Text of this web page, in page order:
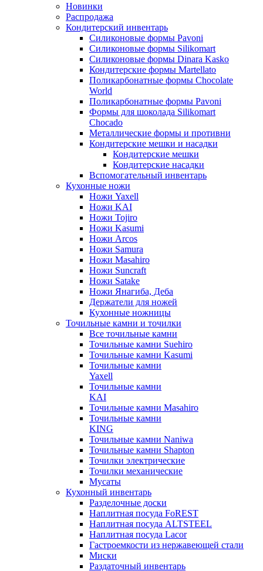
Новинки
Распродажа
Кондитерский инвентарь
Силиконовые формы Pavoni
Силиконовые формы Silikomart
Силиконовые формы Dinara Kasko
Кондитерские формы Martellato
Поликарбонатные формы Chocolate
World
Поликарбонатные формы Pavoni
Формы для шоколада Silikomart
Chocado
Металлические формы и противни
Кондитерские мешки и насадки
Кондитерские мешки
Кондитерские насадки
Вспомогательный инвентарь
Кухонные ножи
Ножи Yaxell
Ножи KAI
Ножи Tojiro
Ножи Kasumi
Ножи Arcos
Ножи Samura
Ножи Masahiro
Ножи Suncraft
Ножи Satake
Ножи Янагиба, Деба
Держатели для ножей
Кухонные ножницы
Точильные камни и точилки
Все точильные камни
Точильные камни Suehiro
Точильные камни Kasumi
Точильные камни
Yaxell
Точильные камни
KAI
Точильные камни Masahiro
Точильные камни
KING
Точильные камни Naniwa
Точильные камни Shapton
Точилки электрические
Точилки механические
Мусаты
Кухонный инвентарь
Разделочные доски
Наплитная посуда FoREST
Наплитная посуда ALTSTEEL
Наплитная посуда Lacor
Гастроемкости из нержавеющей стали
Миски
Раздаточный инвентарь